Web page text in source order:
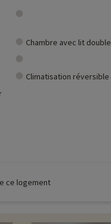
Chambre avec lit double
Climatisation réversible
ce logement